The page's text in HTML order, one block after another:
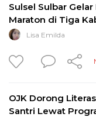
Sulsel Sulbar
Maraton di Tiga
Lisa Emilda
OJK Dorong
Santri Lewat